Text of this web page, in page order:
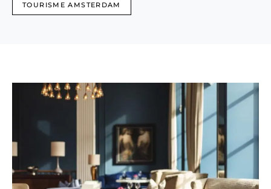
TOURISME AMSTERDAM